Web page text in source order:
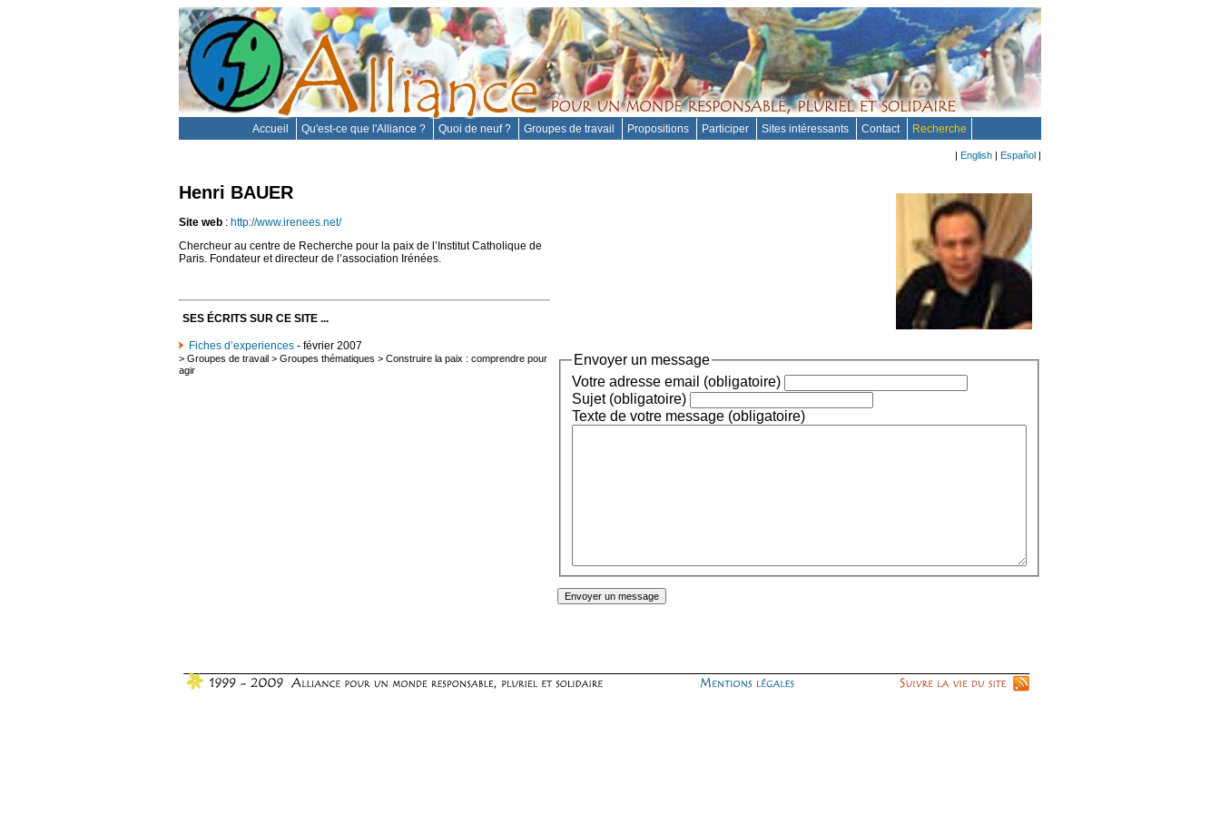
Accueil Qu'est-ce que l'Alliance ? Quoi de neuf ? Groupes de travail Propositions Participer Sites intéressants Contact Recherche
| English | Español |
Henri BAUER
Site web : http://www.irenees.net/
Chercheur au centre de Recherche pour la paix de l’Institut Catholique de
Paris. Fondateur et directeur de l’association Irénées.
SES ÉCRITS SUR CE SITE ...
Fiches d’experiences - février 2007
> Groupes de travail > Groupes thématiques > Construire la paix : comprendre pour
agir
Envoyer un message
Votre adresse email (obligatoire)
Sujet (obligatoire)
Texte de votre message (obligatoire)